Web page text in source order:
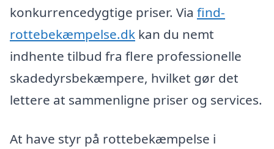
konkurrencedygtige priser. Via find-
rottebekæmpelse.dk kan du nemt
indhente tilbud fra flere professionelle
skadedyrsbekæmpere, hvilket gør det
lettere at sammenligne priser og services.
At have styr på rottebekæmpelse i